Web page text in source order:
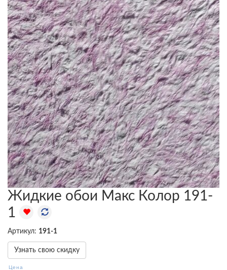
Жидкие обои Макс Колор 191-
1
Артикул: 191-1
Узнать свою скидку
Цена